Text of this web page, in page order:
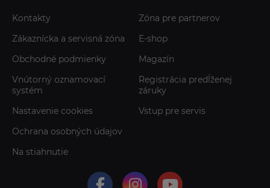
Kontakty
Zákaznícka a servisná zóna
Obchodné podmienky
Vnútorný oznamovací
systém
Nastavenie cookies
Ochrana osobných údajov
Na stiahnutie
Zóna pre partnerov
E-shop
Magazín
Registrácia predĺženej
záruky
Vstup pre servis